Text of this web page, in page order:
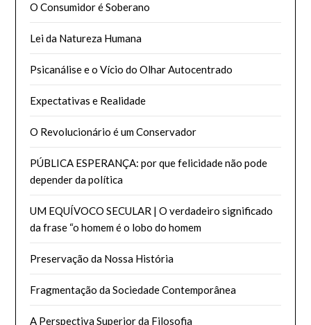
O Consumidor é Soberano
Lei da Natureza Humana
Psicanálise e o Vício do Olhar Autocentrado
Expectativas e Realidade
O Revolucionário é um Conservador
PÚBLICA ESPERANÇA: por que felicidade não pode
depender da política
UM EQUÍVOCO SECULAR | O verdadeiro significado
da frase “o homem é o lobo do homem
Preservação da Nossa História
Fragmentação da Sociedade Contemporânea
A Perspectiva Superior da Filosofia